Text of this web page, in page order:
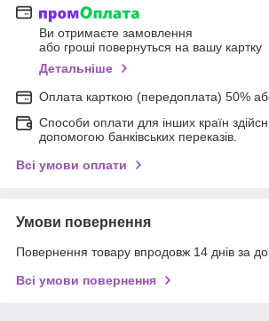
Ви отримаєте замовлення
або гроші повернуться на вашу картку
Детальніше
Оплата карткою (передоплата) 50%
Способи оплати для інших країн
допомогою банківських переказів.
Всі умови оплати
Умови повернення
Повернення товару впродовж 14 днів за
Всі умови повернення